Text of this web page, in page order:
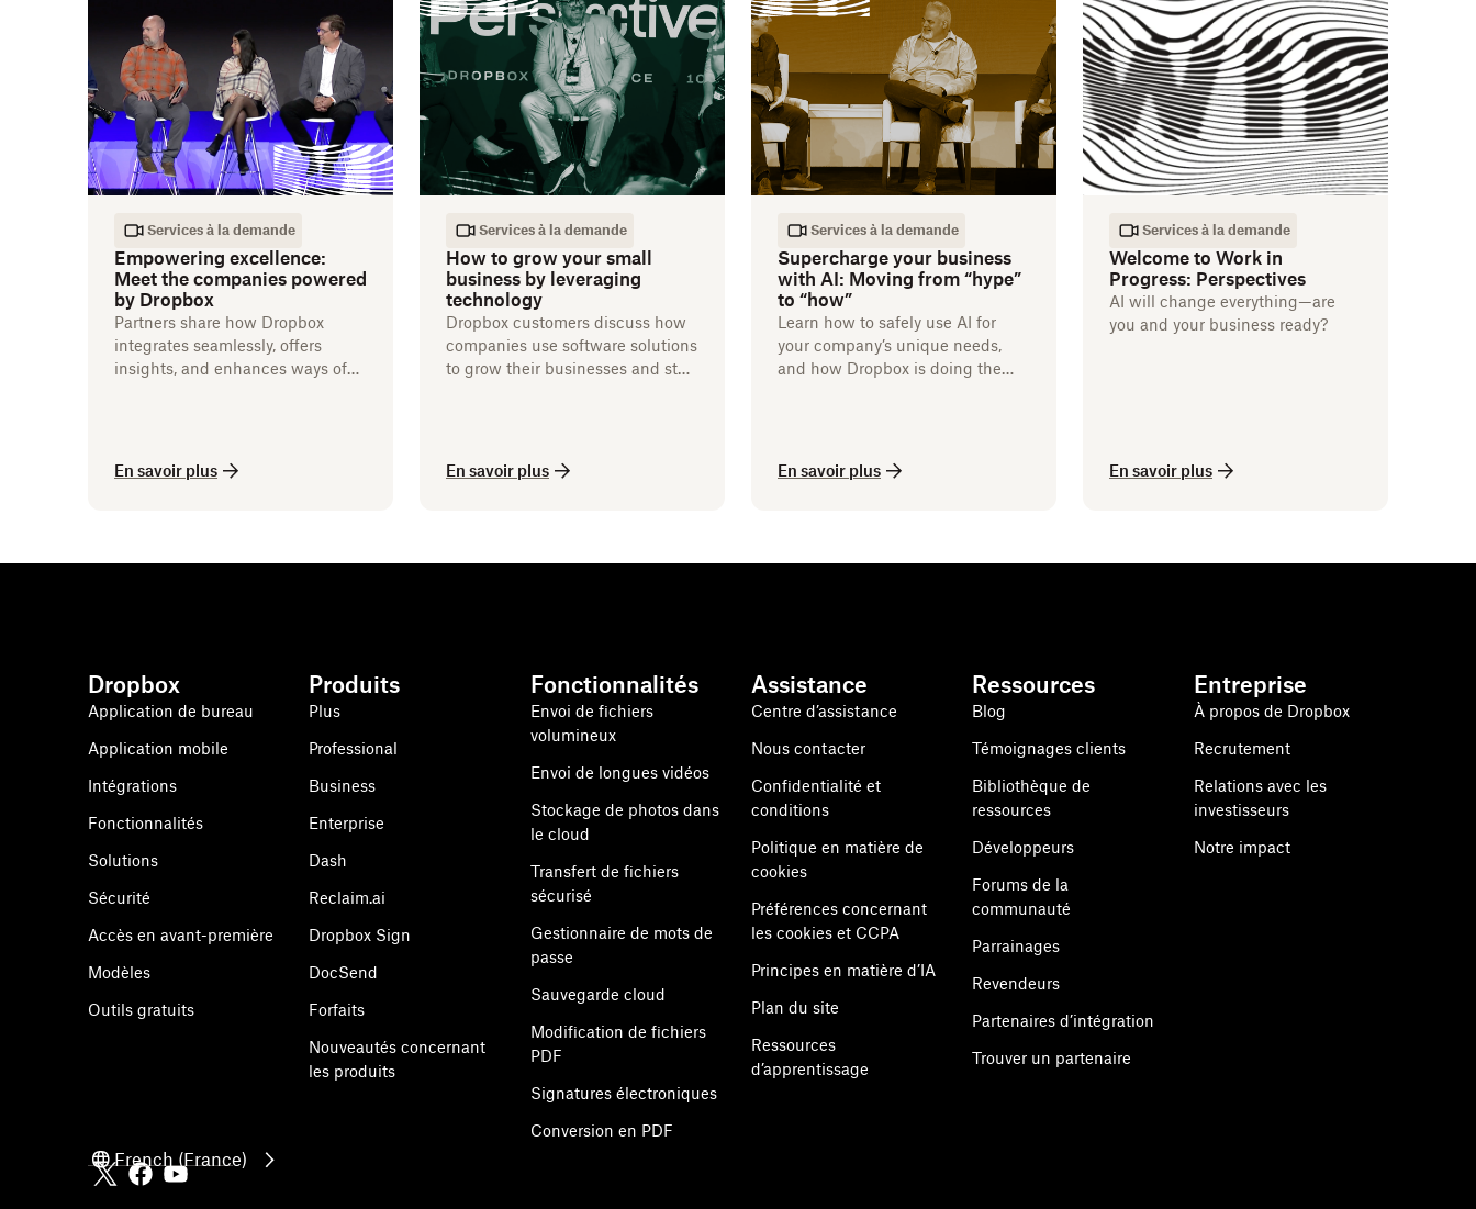
Services à la demande
Empowering excellence:
Meet the companies powered
by Dropbox
Partners share how Dropbox
integrates seamlessly, offers
insights, and enhances ways of
En savoir plus
Services à la demande
How to grow your small
business by leveraging
technology
Dropbox customers discuss how
companies use software solutions
to grow their businesses and stay
En savoir plus
Services à la demande
Supercharge your business
with AI: Moving from “hype”
to “how”
Learn how to safely use AI for
your company’s unique needs,
and how Dropbox is doing the
En savoir plus
Services à la demande
Welcome to Work in
Progress: Perspectives
AI will change everything—are
you and your business ready?
En savoir plus
Dropbox
Application de bureau
Application mobile
Intégrations
Fonctionnalités
Solutions
Sécurité
Accès en avant-première
Modèles
Outils gratuits
Produits
Plus
Professional
Business
Enterprise
Dash
Reclaim.ai
Dropbox Sign
DocSend
Forfaits
Nouveautés concernant
les produits
Fonctionnalités
Envoi de fichiers
volumineux
Envoi de longues vidéos
Stockage de photos dans
le cloud
Transfert de fichiers
sécurisé
Gestionnaire de mots de
passe
Sauvegarde cloud
Modification de fichiers
PDF
Signatures électroniques
Conversion en PDF
Assistance
Centre d’assistance
Nous contacter
Confidentialité et
conditions
Politique en matière de
cookies
Préférences concernant
les cookies et CCPA
Principes en matière d’IA
Plan du site
Ressources
d’apprentissage
Ressources
Blog
Témoignages clients
Bibliothèque de
ressources
Développeurs
Forums de la
communauté
Parrainages
Revendeurs
Partenaires d’intégration
Trouver un partenaire
Entreprise
À propos de Dropbox
Recrutement
Relations avec les
investisseurs
Notre impact
French (France)